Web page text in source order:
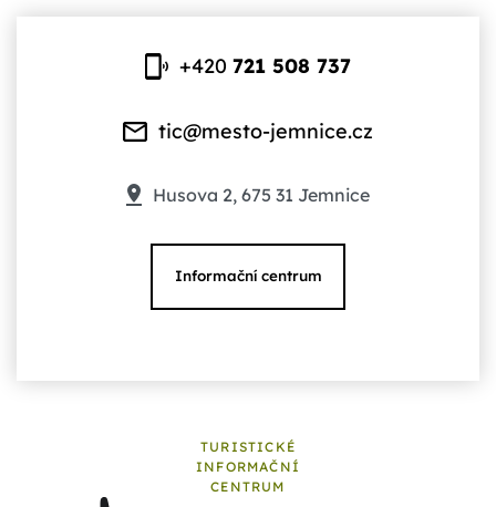
+420721 508 737
tic@mesto-jemnice.cz
Husova 2, 675 31 Jemnice
Informační centrum
TURISTICKÉ
INFORMAČNÍ
CENTRUM